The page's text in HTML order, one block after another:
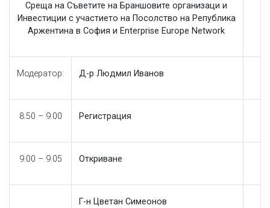
Среща на Съветите на Браншовите организаци и
Инвестиции сучастието на Посолство на Република
Аржентина в София и Еnterprise Europe Network
Модератор: Д-р Людмил Иванов
8.50 – 9.00 Регистрация
9.00 – 9.05 Откриване
Г-н Цветан Симеонов